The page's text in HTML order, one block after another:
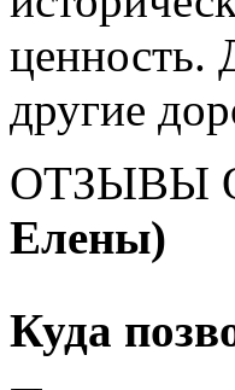
ценность.
другие
ОТЗЫВЫ
Елены)
Куда